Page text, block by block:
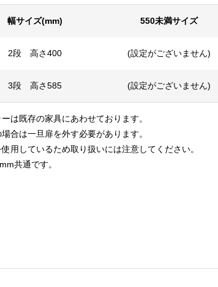
幅サイズ(mm) 550未満サイズ
2段 高さ400 (設定がございません)
3段 高さ585 (設定がございません)
は既存の家具にあわせております。
合は一旦扉を外す必要があります。
用しているため取り扱いには注意してください。
共通です。